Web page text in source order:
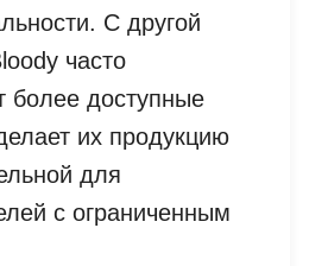
С другой
часто
более доступные
их продукцию
для
с ограниченным